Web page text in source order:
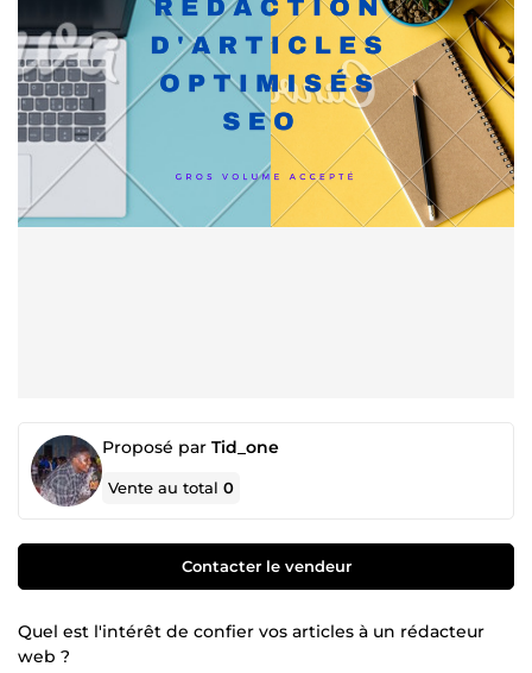
Proposé par Tid_one
Vente au total0
Contacter le vendeur
Quel est l'intérêt de confier vos articles à un rédacteur
web ?